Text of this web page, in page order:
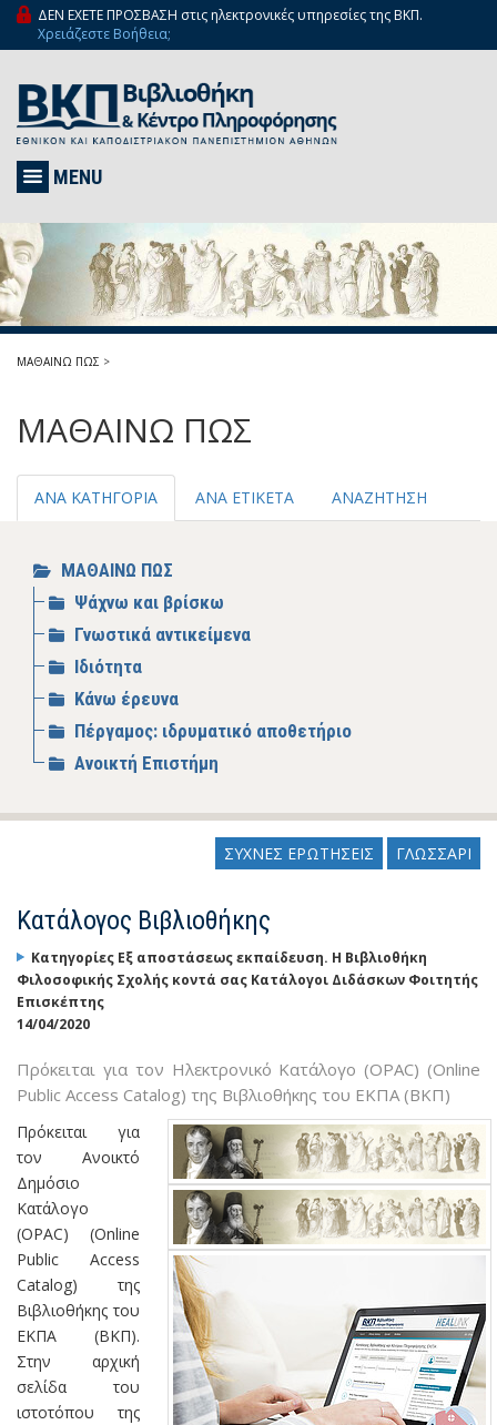
ΔΕΝ ΕΧΕΤΕ ΠΡΟΣΒΑΣΗ στις ηλεκτρονικές υπηρεσίες της ΒΚΠ.
Χρειάζεστε Βοήθεια;
MENU
ΜΑΘΑΙΝΩ ΠΩΣ >
ΜΑΘΑΙΝΩ ΠΩΣ
ΑΝΑ ΚΑΤΗΓΟΡΙΑ ΑΝΑ ΕΤΙΚΕΤΑ ΑΝΑΖΗΤΗΣΗ
ΜΑΘΑΙΝΩ ΠΩΣ
Ψάχνω και βρίσκω
Γνωστικά αντικείμενα
Ιδιότητα
Κάνω έρευνα
Πέργαμος: ιδρυματικό αποθετήριο
Ανοικτή Επιστήμη
ΣΥΧΝΕΣ ΕΡΩΤΗΣΕΙΣ ΓΛΩΣΣΑΡΙ
Κατάλογος Βιβλιοθήκης
Κατηγορίες Εξ αποστάσεως εκπαίδευση. Η Βιβλιοθήκη
Φιλοσοφικής Σχολής κοντά σας Κατάλογοι Διδάσκων Φοιτητής
Επισκέπτης
14/04/2020
Πρόκειται για τον Ηλεκτρονικό Κατάλογο (OPAC) (Online
Public Access Catalog) της Βιβλιοθήκης του ΕΚΠΑ (ΒΚΠ)
Πρόκειται για
τον Ανοικτό
Δημόσιο
Κατάλογο
(OPAC) (Online
Public Access
Catalog) της
Βιβλιοθήκης του
ΕΚΠΑ (ΒΚΠ).
Στην αρχική
σελίδα του
ιστοτόπου της